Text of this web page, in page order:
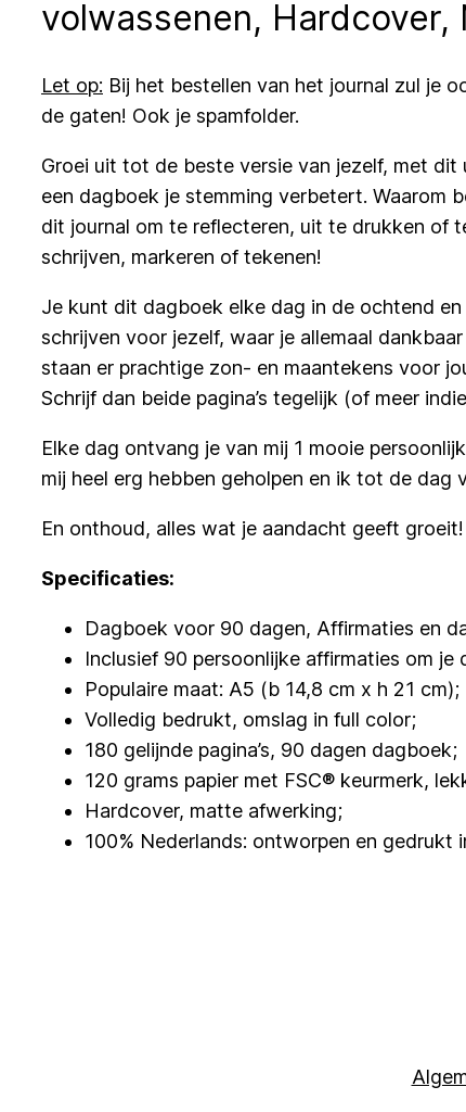
volwassenen,
Let op: Bij het bestellen van het journal zul je
de gaten! Ook je spamfolder.
Groei uit tot de beste versie van jezelf, met dit
een dagboek je stemming verbetert. Waarom
dit journal om te reflecteren, uit te drukken of
schrijven, markeren of tekenen!
Je kunt dit dagboek elke dag in de ochtend
schrijven voor jezelf, waar je allemaal
staan er prachtige zon- en maantekens voor
Schrijf dan beide pagina’s tegelijk (of meer
Elke dag ontvang je van mij 1 mooie
mij heel erg hebben geholpen en ik tot de dag
En onthoud, alles wat je aandacht geeft groeit!
Specificaties:
Dagboek voor 90 dagen, Affirmaties en
Inclusief 90 persoonlijke affirmaties om je
Populaire maat: A5 (b 14,8 cm x h 21 cm);
Volledig bedrukt, omslag in full color;
180 gelijnde pagina’s, 90 dagen dagboek;
120 grams papier met FSC® keurmerk,
Hardcover, matte afwerking;
100% Nederlands: ontworpen en gedrukt